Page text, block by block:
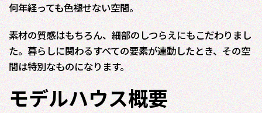
何年経っても色褪せない空間。
素材の質感はもちろん、細部のしつらえにもこだわりまし
た。暮らしに関わるすべての要素が連動したとき、その空
間は特別なものになります。
モデルハウス概要